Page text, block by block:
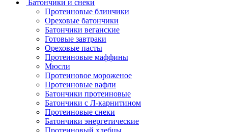
Батончики и снеки
Протеиновые блинчики
Ореховые батончики
Батончики веганские
Готовые завтраки
Ореховые пасты
Протеиновые маффины
Мюсли
Протеиновое мороженое
Протеиновые вафли
Батончики протеиновые
Батончики с Л-карнитином
Протеиновые снеки
Батончики энергетические
Протеиновый хлебцы